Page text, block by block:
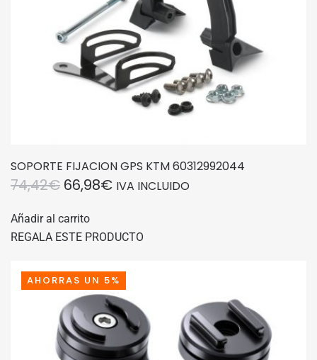
SOPORTE FIJACION GPS KTM 60312992044
74,42€ EL
ORIGINAL
74,42€.
66,98€EL
66,98€.
IVA INCLUIDO
Añadir al carrito
REGALA ESTE PRODUCTO
AHORRAS UN 5%